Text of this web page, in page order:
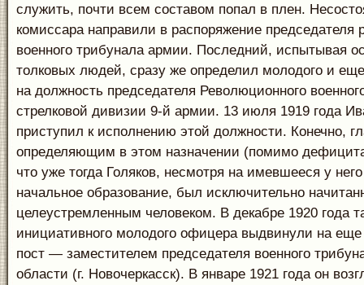
служить, почти всем составом попал в плен.
комиссара направили в распоряжение председателя
военного трибунала армии. Последний, испытывая
толковых людей, сразу же определил молодого и
на должность председателя Революционного
стрелковой дивизии 9-й армии. 13 июля 1919 года
приступил к исполнению этой должности. Конечно,
определяющим в этом назначении (помимо
что уже тогда Голяков, несмотря на имевшееся у
начальное образование, был исключительно
целеустремленным человеком. В декабре 1920 года
инициативного молодого офицера выдвинули на
пост — заместителем председателя военного
области (г. Новочеркасск). В январе 1921 года он